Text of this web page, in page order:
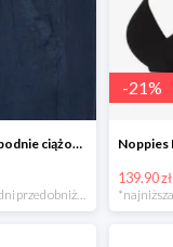
MAMALICIOUS Spodnie ciążowe -51%
*najniższa cena z 30 dni przed obniżką
-21%
139.90 zł